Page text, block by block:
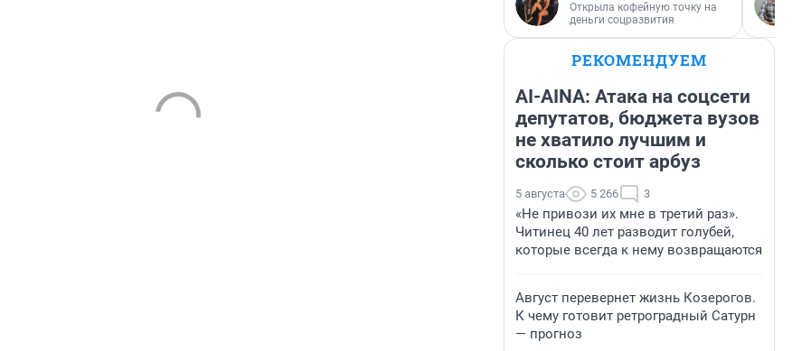
Открыла кофейную точку на
деньги соцразвития
РЕКОМЕНДУЕМ
AI-AINA: Атака на соцсети
депутатов, бюджета вузов
не хватило лучшим и
сколько стоит арбуз
5 августа 5 266 3
«Не привози их мне в третий раз».
Читинец 40 лет разводит голубей,
которые всегда к нему возвращаются
Август перевернет жизнь Козерогов.
К чему готовит ретроградный Сатурн
— прогноз